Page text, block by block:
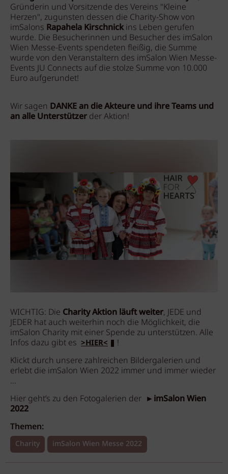
Gründerin und Vorsitzende des Vereins "Kleine
Herzen", zugunsten dessen die Charity-Show von
imSalons Rapahela Kirschnickins Leben gerufen
wurde. Die Besucherinnen und Besucher des imSalon
Wien Messe-Events spendeten fleißig, die Summe
wurde von den Veranstaltern des imSalon Wien Messe-
Events JU Connects auf die stolze Summe von 10.000
Euro aufgerundet!
Wir sagen DANKE an die Akteure und ihre Teams und
an alle Unterstützer der Aktion!
WICHTIG: Die Charity Aktion läuft weiter, JEDE und
JEDER hat auch weiterhin noch die Möglichkeit, die
imSalon Charity mit einer Spende zu unterstützen. Alle
Infos dazu gibt es >HIER<
!
Klickt durch unsere zahlreichen Bildergalerien und
erlebt die imSalon Wien 2022 immer und immer wieder
…
Hier geht’s zu den Fotogalerien der ► imSalon Wien
2022
Themen:
Charity imSalon Wien Messe 2022